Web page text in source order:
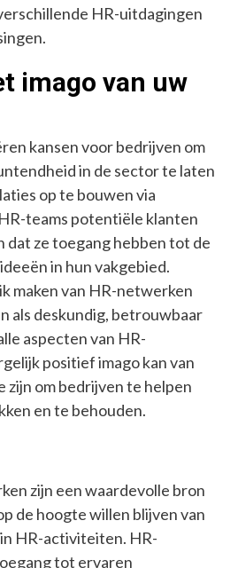
HR-uitdagingen
imago van uw
kansen voor bedrijven om
in de sector te laten
op te bouwen via
teams potentiële klanten
dat ze toegang hebben tot de
in hun vakgebied.
maken van HR-netwerken
als deskundig, betrouwbaar
aspecten van HR-
positief imago kan van
zijn om bedrijven te helpen
en te behouden.
zijn een waardevolle bron
de hoogte willen blijven van
HR-activiteiten. HR-
tot ervaren